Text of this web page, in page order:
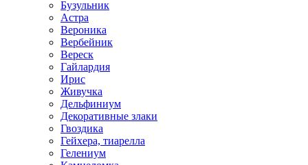
Бузульник
Астра
Вероника
Вербейник
Вереск
Гайлардия
Ирис
Живучка
Дельфиниум
Декоративные злаки
Гвоздика
Гейхера, тиарелла
Гелениум